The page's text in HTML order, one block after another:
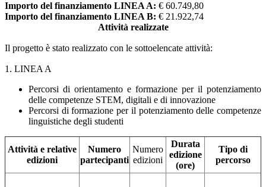
Importo del finanziamento LINEA A: € 60.749,80
Importo del finanziamento LINEA B: € 21.922,74
Attività realizzate
Il progetto è stato realizzato con le sottoelencate attività:
1. LINEA A
Percorsi di orientamento e formazione per il potenziamento
delle competenze STEM, digitali e di innovazione
Percorsi di formazione per il potenziamento delle competenze
linguistiche degli studenti
Attività e relative
edizioni
Numero
partecipanti
Numero
edizioni
Durata
edizione
(ore)
Tipo di
percorso